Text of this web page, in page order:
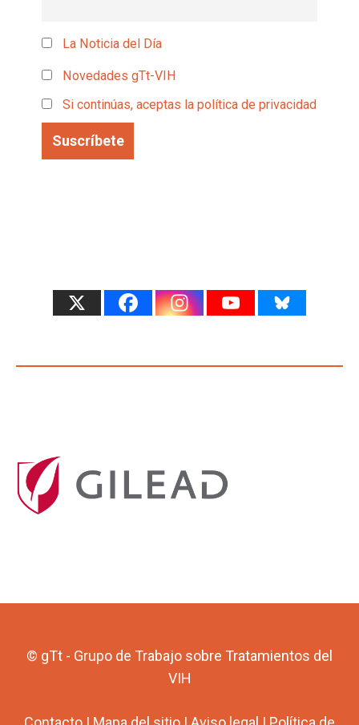
La Noticia del Día
Novedades gTt-VIH
Si continúas, aceptas la política de privacidad
© gTt - Grupo de Trabajo sobre Tratamientos del
VIH